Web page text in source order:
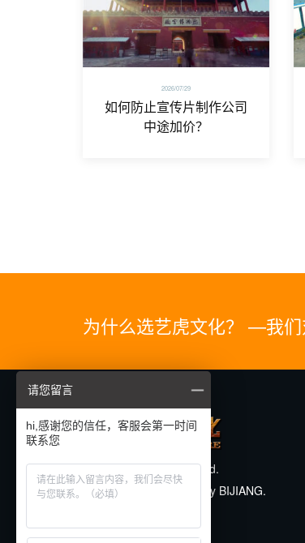
2026/07/29
如何防止宣传片制作公司
中途加价？
为什么选艺虎文化？ —我们
© 2025 All rights reserved.
Designed & Developed by BIJIANG.
请您留言
hi,感谢您的信任，客服会第一时间
联系您